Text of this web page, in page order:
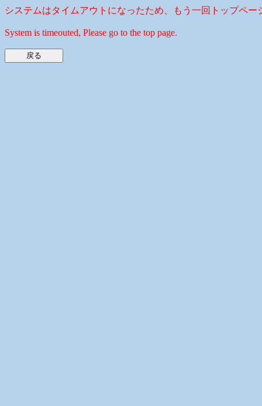
システムはタイムアウトになったため、もう一回トップペー
System is timeouted, Please go to the top page.